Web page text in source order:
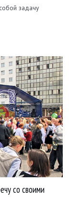
задачу
со своими